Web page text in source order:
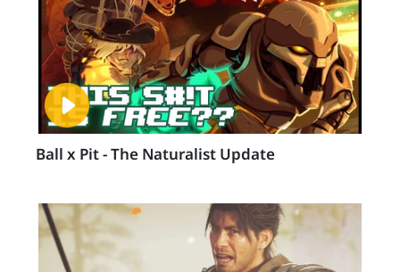
Ball x Pit - The Naturalist Update